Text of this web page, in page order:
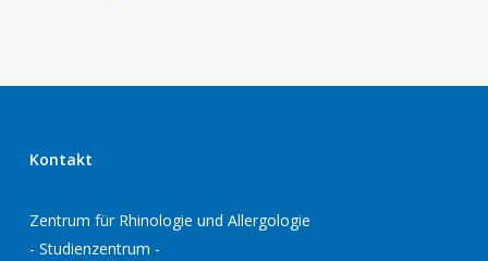
Kontakt
Zentrum für Rhinologie und Allergologie
- Studienzentrum -